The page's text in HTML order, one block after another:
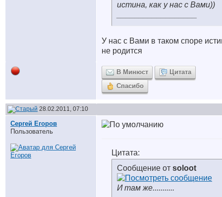
истина, как у нас с Вами))
У нас с Вами в таком споре
не родится
В Минюст
Цитата
Спасибо
28.02.2011, 07:10
Сергей Егоров
Пользователь
Цитата:
Сообщение от soloot
И там же...........